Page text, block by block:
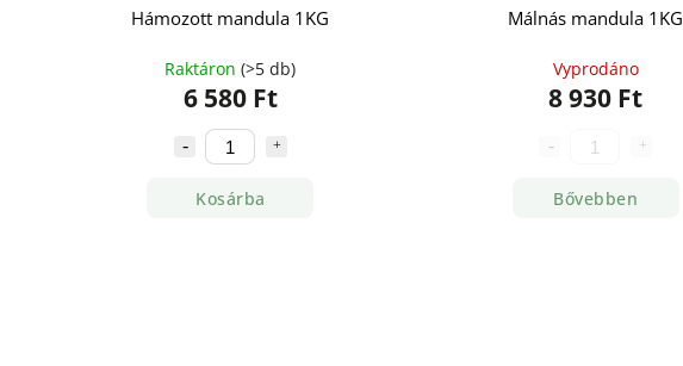
Hámozott mandula 1KG
Raktáron(>5 db)
6 580 Ft
Kosárba
Málnás mandula 1KG
Vyprodáno
8 930 Ft
Bővebben